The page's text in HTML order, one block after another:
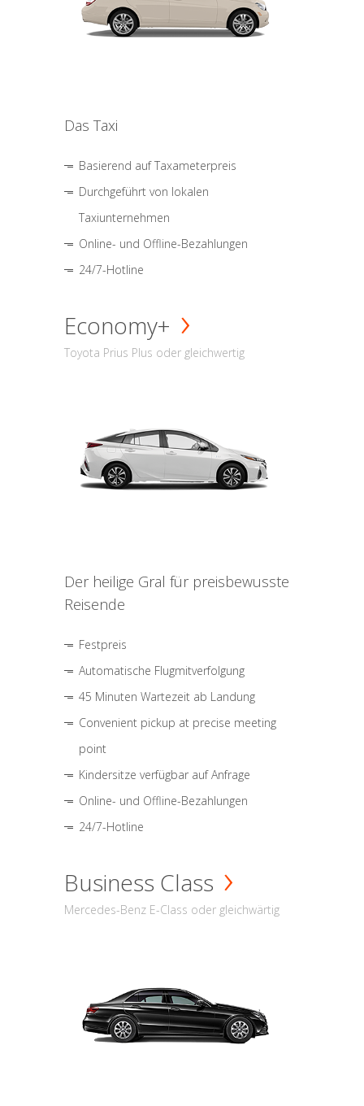
Das Taxi
Basierend auf Taxameterpreis
Durchgeführt von lokalen
Taxiunternehmen
Online- und Offline-Bezahlungen
24/7-Hotline
Economy+
Toyota Prius Plus oder gleichwertig
Der heilige Gral für preisbewusste
Reisende
Festpreis
Automatische Flugmitverfolgung
45 Minuten Wartezeit ab Landung
Convenient pickup at precise meeting
point
Kindersitze verfügbar auf Anfrage
Online- und Offline-Bezahlungen
24/7-Hotline
Business Class
Mercedes-Benz E-Class oder gleichwärtig